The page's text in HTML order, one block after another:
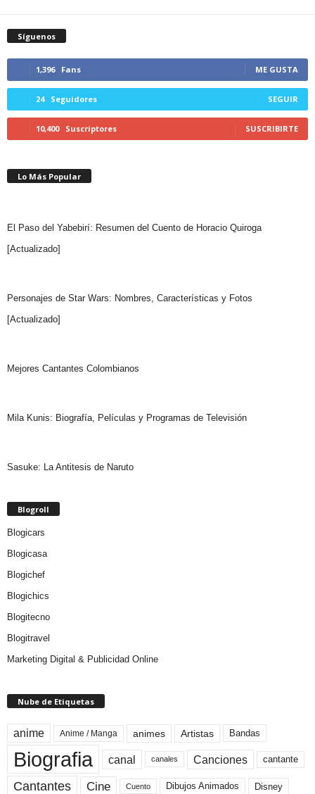
Síguenos
1,396 Fans ME GUSTA
24 Seguidores SEGUIR
10,400 Suscriptores SUSCRIBIRTE
Lo Más Popular
El Paso del Yabebirí: Resumen del Cuento de Horacio Quiroga
[Actualizado]
Personajes de Star Wars: Nombres, Características y Fotos
[Actualizado]
Mejores Cantantes Colombianos
Mila Kunis: Biografía, Películas y Programas de Televisión
Sasuke: La Antitesis de Naruto
Blogroll
Blogicars
Blogicasa
Blogichef
Blogichics
Blogitecno
Blogitravel
Marketing Digital & Publicidad Online
Nube de Etiquetas
anime Anime / Manga animes Artistas Bandas
Biografia canal canales Canciones cantante
Cantantes Cine Cuento Dibujos Animados Disney